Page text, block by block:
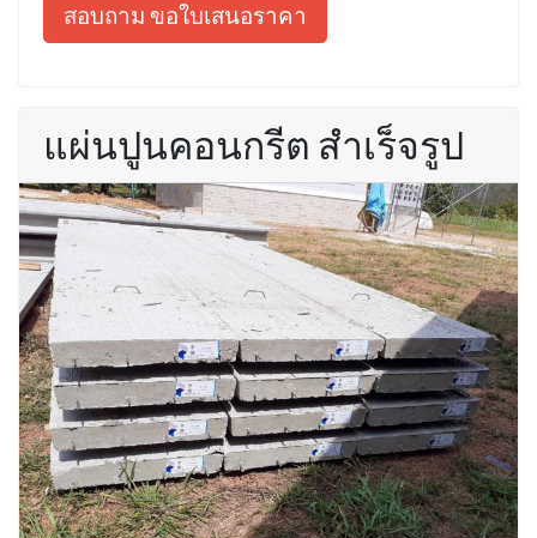
สอบถาม ขอใบเสนอราคา
แผ่นปูนคอนกรีต สำเร็จรูป